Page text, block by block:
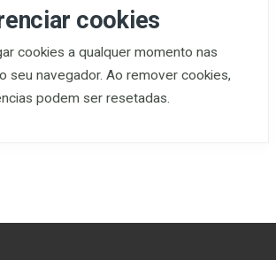
cookies
cookies a qualquer momento nas
seu navegador. Ao remover cookies,
podem ser resetadas.